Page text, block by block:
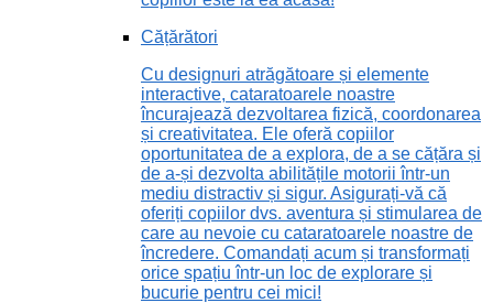
Cățărători
Cu designuri atrăgătoare și elemente
interactive, cataratoarele noastre
încurajează dezvoltarea fizică, coordonarea
și creativitatea. Ele oferă copiilor
oportunitatea de a explora, de a se cățăra și
de a-și dezvolta abilitățile motorii într-un
mediu distractiv și sigur. Asigurați-vă că
oferiți copiilor dvs. aventura și stimularea de
care au nevoie cu cataratoarele noastre de
încredere. Comandați acum și transformați
orice spațiu într-un loc de explorare și
bucurie pentru cei mici!